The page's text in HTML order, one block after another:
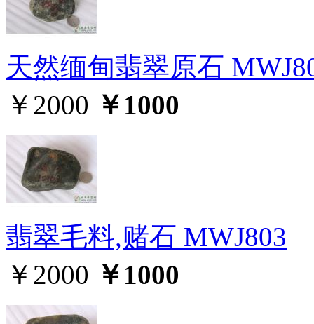
天然缅甸翡翠原石
￥2000 ￥1000
翡翠毛料,赌石 MWJ803
￥2000 ￥1000